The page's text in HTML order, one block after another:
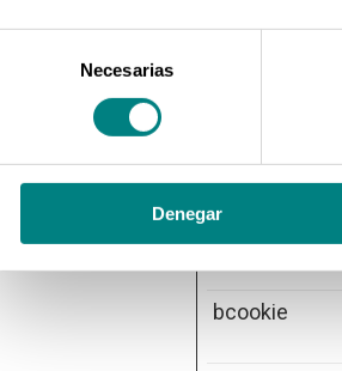
consentimiento
Necesarias
Denegar
bcookie